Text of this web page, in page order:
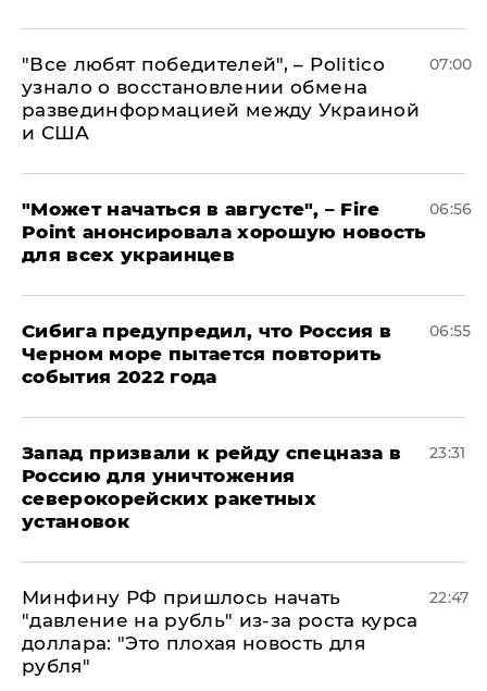
​"Все любят победителей", – Politico
узнало о восстановлении обмена
развединформацией между Украиной
и США
07:00
"Может начаться в августе", – Fire
Point анонсировала хорошую новость
для всех украинцев
06:56
Сибига предупредил, что Россия в
Черном море пытается повторить
события 2022 года
06:55
Запад призвали к рейду спецназа в
Россию для уничтожения
северокорейских ракетных
установок
23:31
Минфину РФ пришлось начать
"давление на рубль" из-за роста курса
доллара: "Это плохая новость для
рубля"
22:47